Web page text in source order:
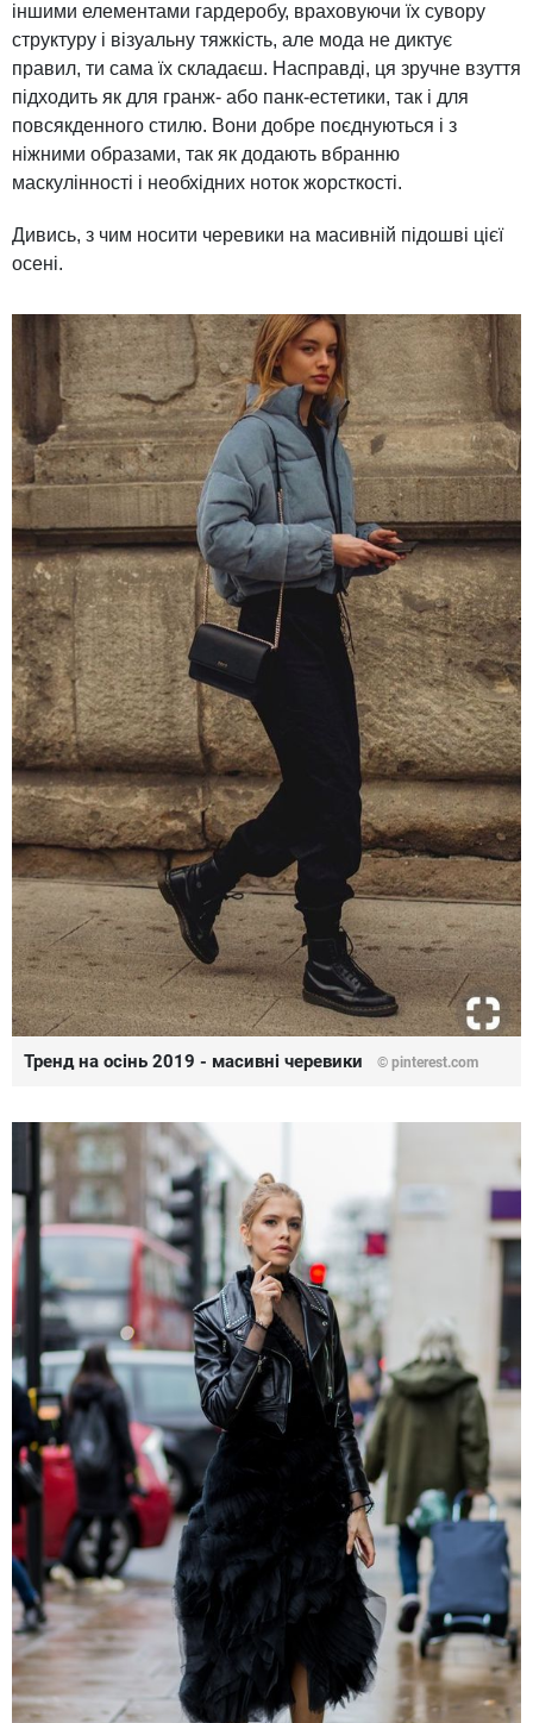
іншими елементами гардеробу, враховуючи їх сувору
структуру і візуальну тяжкість, але мода не диктує
правил, ти сама їх складаєш. Насправді, ця зручне взуття
підходить як для гранж- або панк-естетики, так і для
повсякденного стилю. Вони добре поєднуються і з
ніжними образами, так як додають вбранню
маскулінності і необхідних ноток жорсткості.
Дивись, з чим носити черевики на масивній підошві цієї
осені.
Тренд на осінь 2019 - масивні черевики © pinterest.com